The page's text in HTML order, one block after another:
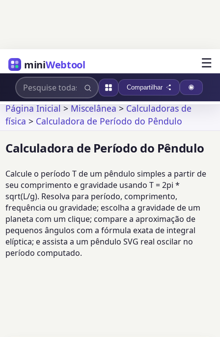
miniWebtool ☰
Compartilhar
Página Inicial>Miscelânea>Calculadoras de
física > Calculadora de Período do Pêndulo
Calculadora de Período do Pêndulo
Calcule o período T de um pêndulo simples a partir de
seu comprimento e gravidade usando T = 2pi *
sqrt(L/g). Resolva para período, comprimento,
frequência ou gravidade; escolha a gravidade de um
planeta com um clique; compare a aproximação de
pequenos ângulos com a fórmula exata de integral
elíptica; e assista a um pêndulo SVG real oscilar no
período computado.